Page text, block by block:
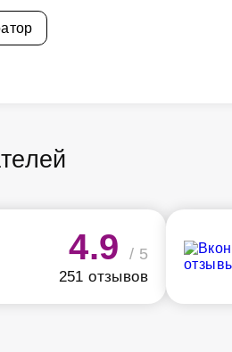
4.9 / 5
251 отзывов